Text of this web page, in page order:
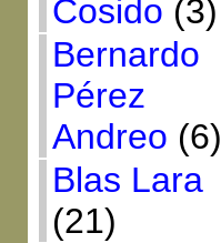
Cosido (3)
Bernardo
Pérez
Andreo (6)
Blas Lara
(21)